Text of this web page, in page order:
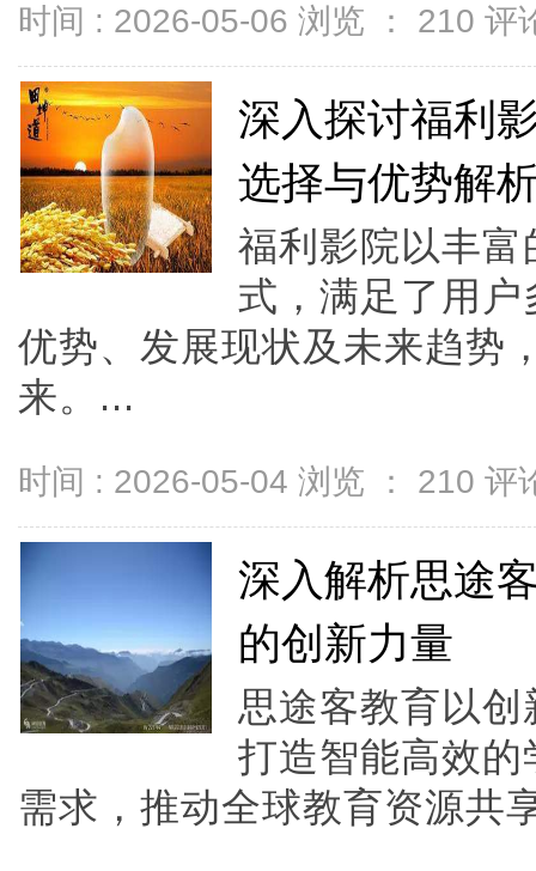
时间 : 2026-05-06 浏览 ： 210 评
深入探讨福利
选择与优势解
福利影院以丰
式，满足了用
优势、发展现状及未来趋势
来。...
时间 : 2026-05-04 浏览 ： 210 评
深入解析思途
的创新力量
思途客教育以
打造智能高效
需求，推动全球教育资源共